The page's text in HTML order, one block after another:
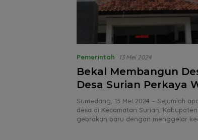
Pemerintah 13 Mei 2024
Bekal Membangun
Desa Surian Perkaya
Pangandaran
Sumedang, 13 Mei 2024 – Sejumlah
desa di Kecamatan Surian,
gebrakan baru dengan menggelar